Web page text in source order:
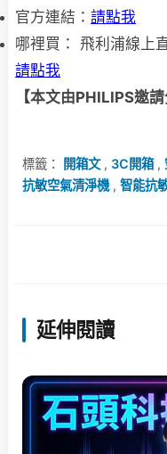
官方連結： 請點我
哪裡買： 飛利浦線上
請點我
【本文由PHILIPS邀
標籤： 開箱文, 3C開箱,
抗敏空氣清淨機, 智能抗
延伸閱讀